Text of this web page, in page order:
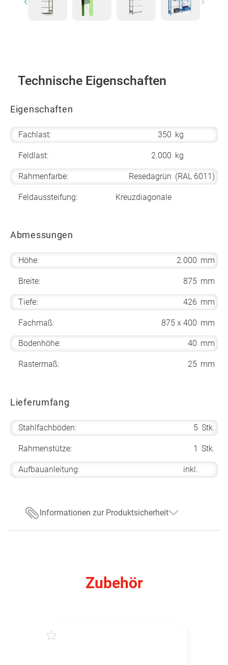
Previous Next
Technische Eigenschaften
Eigenschaften
Fachlast: 350 kg
Feldlast: 2.000 kg
Rahmenfarbe: Resedagrün (RAL 6011)
Feldaussteifung: Kreuzdiagonale
Abmessungen
Höhe: 2.000 mm
Breite: 875 mm
Tiefe: 426 mm
Fachmaß: 875 x 400 mm
Bodenhöhe: 40 mm
Rastermaß: 25 mm
Lieferumfang
Stahlfachböden: 5 Stk.
Rahmenstütze: 1 Stk.
Aufbauanleitung: inkl.
Informationen zur Produktsicherheit
Zubehör